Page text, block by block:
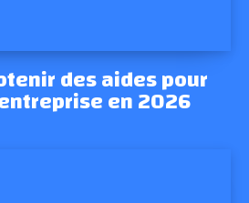
des aides pour
en 2026